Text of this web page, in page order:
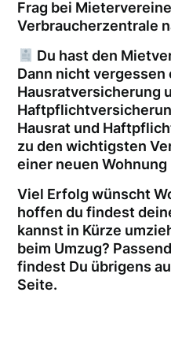
Frag bei
Verbraucherzentrale
Du hast den
Dann nicht vergessen
Hausratversicherung
Hausrat und
zu den wichtigsten
einer neuen
Viel Erfolg wünscht
hoffen du findest
kannst in Kürze
beim Umzug?
findest Du übrigens
Seite.